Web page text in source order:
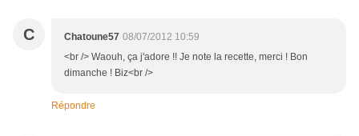
C Chatoune57 08/07/2012 10:59
<br /> Waouh, ça j'adore !! Je note la recette, merci ! Bon
dimanche ! Biz<br />
Répondre